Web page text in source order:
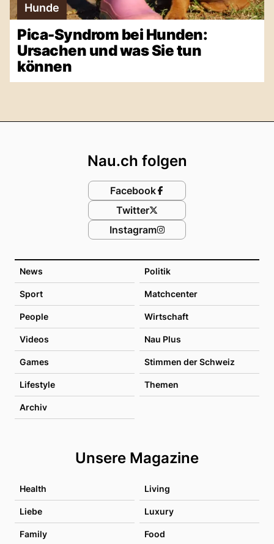
Hunde
Pica-Syndrom bei Hunden:
Ursachen und was Sie tun
können
News Politik
Sport Matchcenter
People Wirtschaft
Videos Nau Plus
Games Stimmen der Schweiz
Lifestyle Themen
Archiv
Unsere Magazine
Health Living
Liebe Luxury
Family Food
Nau.ch folgen
Facebook
Twitter
Instagram